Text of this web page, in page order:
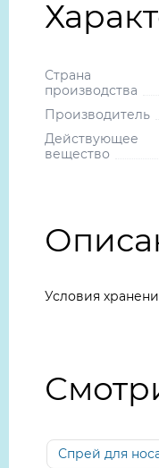
Страна
производства
Производитель
Действующее
вещество
Условия
Спрей для